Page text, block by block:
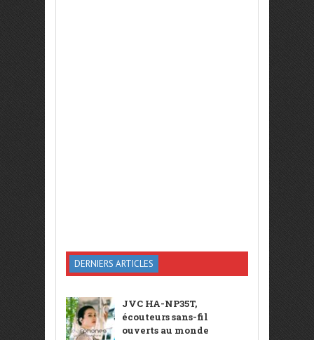
DERNIERS ARTICLES
JVC HA-NP35T,
écouteurs sans-fil
ouverts au monde